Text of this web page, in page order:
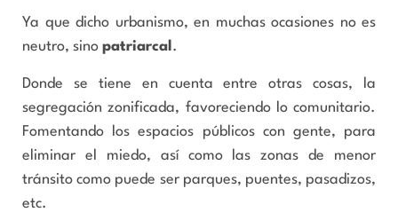
Ya que dicho urbanismo, en muchas ocasiones no es
neutro, sino patriarcal .
Donde se tiene en cuenta entre otras cosas, la
segregación zonificada, favoreciendo lo comunitario.
Fomentando los espacios públicos con gente, para
eliminar el miedo, así como las zonas de menor
tránsito como puede ser parques, puentes, pasadizos,
etc.